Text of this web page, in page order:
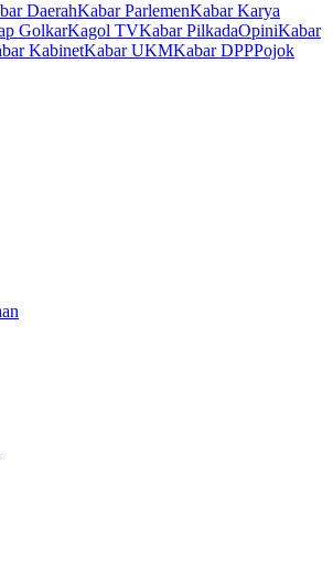
DaerahKabar ParlemenKabar Karya
GolkarKagol TVKabar PilkadaOpiniKabar
KabinetKabar UKMKabar DPPPojok